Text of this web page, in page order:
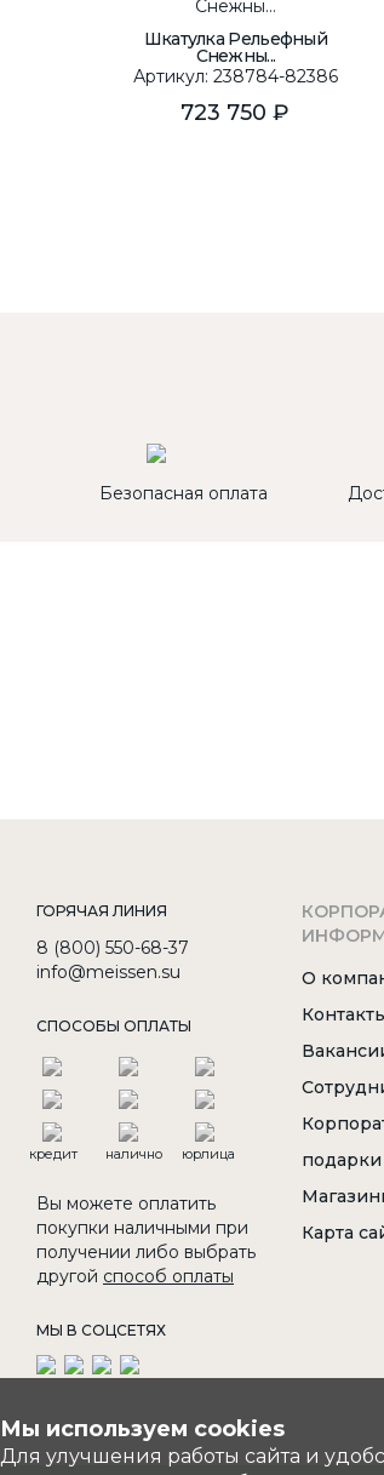
Шкатулка Рельефный
Снежны...
Артикул: 238784-82386
723 750 ₽
Безопасная оплата
ГОРЯЧАЯ ЛИНИЯ
8 (800) 550-68-37
info@meissen.su
СПОСОБЫ ОПЛАТЫ
кредит налично юрлица
Вы можете оплатить
покупки наличными при
получении либо выбрать
другой способ оплаты
МЫ В СОЦСЕТЯХ
О
подарки
Карта
Мы используем cookies
Для улучшения работы сайта и